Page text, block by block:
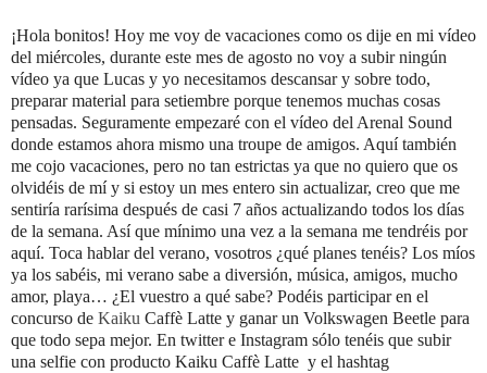
¡Hola bonitos! Hoy me voy de vacaciones como os dije en mi vídeo
del miércoles, durante este mes de agosto no voy a subir ningún
vídeo ya que Lucas y yo necesitamos descansar y sobre todo,
preparar material para setiembre porque tenemos muchas cosas
pensadas. Seguramente empezaré con el vídeo del Arenal Sound
donde estamos ahora mismo una troupe de amigos. Aquí también
me cojo vacaciones, pero no tan estrictas ya que no quiero que os
olvidéis de mí y si estoy un mes entero sin actualizar, creo que me
sentiría rarísima después de casi 7 años actualizando todos los días
de la semana. Así que mínimo una vez a la semana me tendréis por
aquí. Toca hablar del verano, vosotros ¿qué planes tenéis? Los míos
ya los sabéis, mi verano sabe a diversión, música, amigos, mucho
amor, playa… ¿El vuestro a qué sabe? Podéis participar en el
concurso de Kaiku Caffè Latte y ganar un Volkswagen Beetle para
que todo sepa mejor. En twitter e Instagram sólo tenéis que subir
una selfie con producto Kaiku Caffè Latte y el hashtag